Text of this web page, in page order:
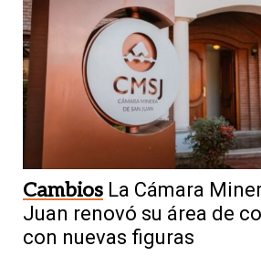
Cambios La Cámara
Juan renovó su área de
con nuevas figuras